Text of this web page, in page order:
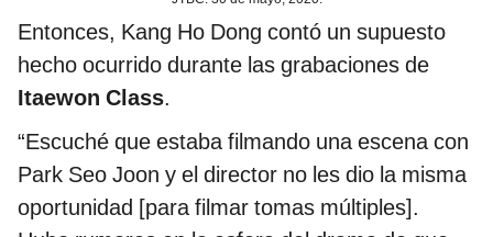
Entonces, Kang Ho Dong contó un supuesto
hecho ocurrido durante las grabaciones de
Itaewon Class.
“Escuché que estaba filmando una escena con
Park Seo Joon y el director no les dio la misma
oportunidad [para filmar tomas múltiples].